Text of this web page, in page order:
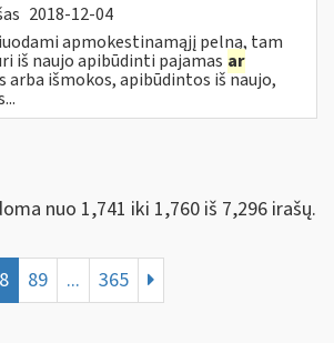
2018-12-04
apmokestinamąjį pelną, tam
iš naujo apibūdinti pajamas ar
arba išmokos, apibūdintos iš naujo,
nuo 1,741 iki 1,760 iš 7,296 irašų.
89 ... 365